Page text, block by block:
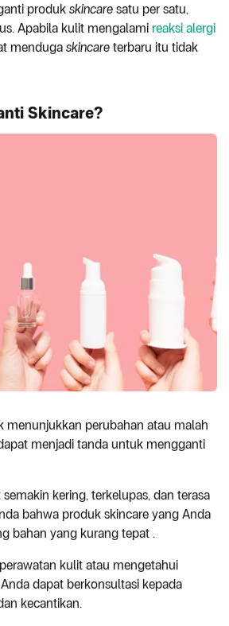
produk skincare satu per satu,
Apabila kulit mengalami reaksi alergi
menduga skincare terbaru itu tidak
Skincare?
menunjukkan perubahan atau malah
menjadi tanda untuk mengganti
kering, terkelupas, dan terasa
bahwa produk skincare yang Anda
bahan yang kurang tepat .
kulit atau mengetahui
dapat berkonsultasi kepada
kecantikan.